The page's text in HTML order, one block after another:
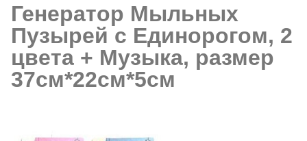
Генератор Мыльных
Пузырей с Единорогом, 2
цвета + Музыка, размер
37см*22см*5см